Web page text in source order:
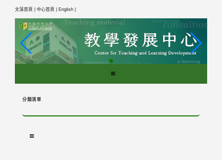
文藻首頁 | 中心首頁 | English |
分類清單